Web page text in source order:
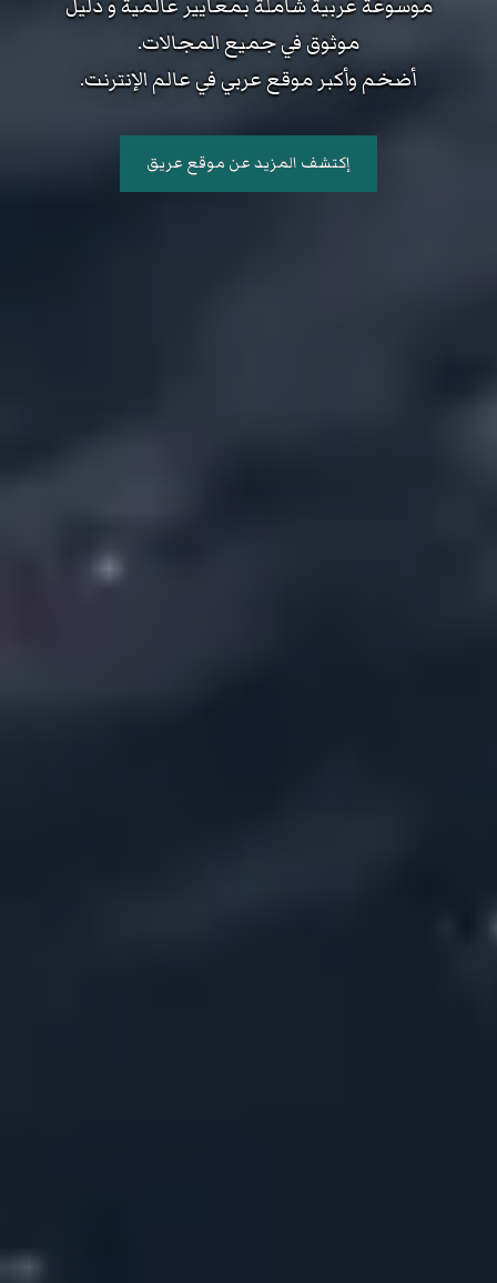
موسوعة عربية شاملة بمعايير عالمية و دليل
موثوق في جميع المجالات.
أضخم وأكبر موقع عربي في عالم الإنترنت.
إكتشف المزيد عن موقع عريق